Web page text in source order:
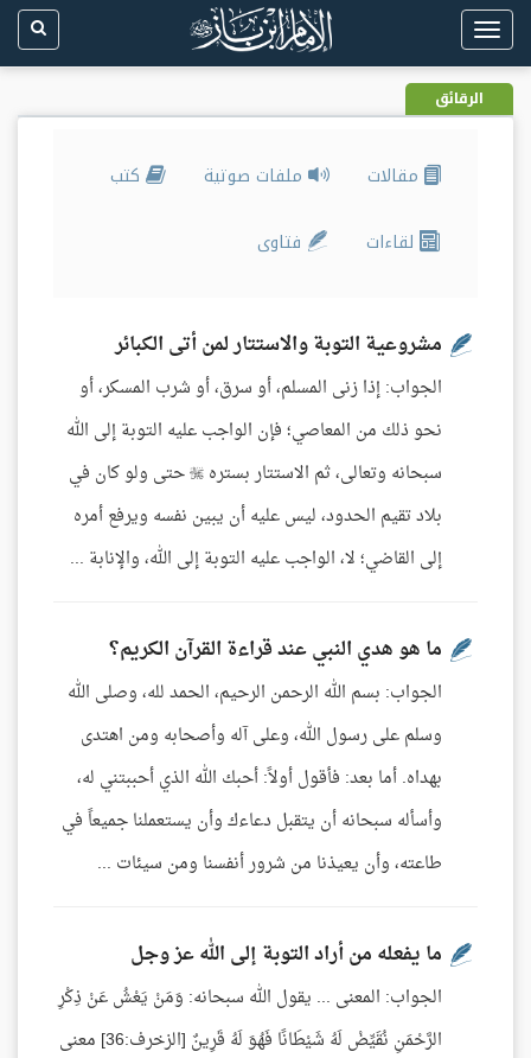
Toggle
navigation
الرقائق
مقالات ملفات صوتية كتب
لقاءات فتاوى
مشروعية التوبة والاستتار لمن أتى الكبائر
الجواب: إذا زنى المسلم، أو سرق، أو شرب المسكر، أو
نحو ذلك من المعاصي؛ فإن الواجب عليه التوبة إلى الله
سبحانه وتعالى، ثم الاستتار بستره  حتى ولو كان في
بلاد تقيم الحدود، ليس عليه أن يبين نفسه ويرفع أمره
إلى القاضي؛ لا، الواجب عليه التوبة إلى الله، والإنابة ...
ما هو هدي النبي عند قراءة القرآن الكريم؟
الجواب: بسم الله الرحمن الرحيم، الحمد لله، وصلى الله
وسلم على رسول الله، وعلى آله وأصحابه ومن اهتدى
بهداه. أما بعد: فأقول أولاً: أحبك الله الذي أحببتني له،
وأسأله سبحانه أن يتقبل دعاءك وأن يستعملنا جميعاً في
طاعته، وأن يعيذنا من شرور أنفسنا ومن سيئات ...
ما يفعله من أراد التوبة إلى الله عز وجل
الجواب: المعنى ... يقول الله سبحانه: وَمَنْ يَعْشُ عَنْ ذِكْرِ
الرَّحْمَنِ نُقَيِّضْ لَهُ شَيْطَانًا فَهُوَ لَهُ قَرِينٌ [الزخرف:36] معنى